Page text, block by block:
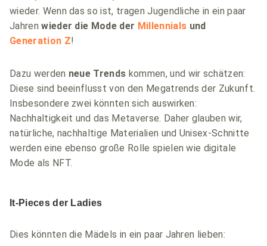
wieder. Wenn das so ist, tragen Jugendliche in ein paar
Jahrenwieder die Mode der Millennials und
Generation Z!
Dazu werden neue Trends kommen, und wir schätzen:
Diese sind beeinflusst von den Megatrends der Zukunft.
Insbesondere zwei könnten sich auswirken:
Nachhaltigkeit und das Metaverse. Daher glauben wir,
natürliche, nachhaltige Materialien und Unisex-Schnitte
werden eine ebenso große Rolle spielen wie digitale
Mode als NFT.
It-Pieces der Ladies
Dies könnten die Mädels in ein paar Jahren lieben: